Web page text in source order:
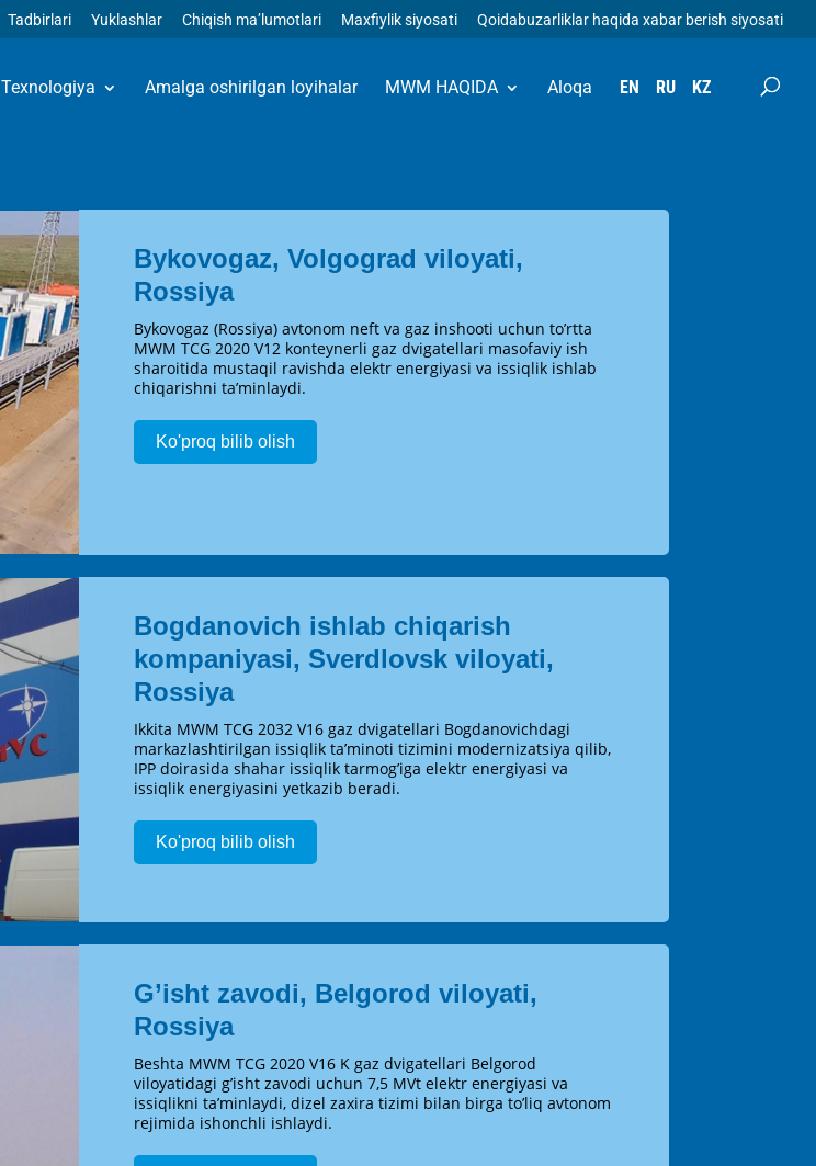
Tadbirlari Yuklashlar Chiqish ma’lumotlari Maxfiylik siyosati Qoidabuzarliklar haqida xabar berish siyosati
Texnologiya Amalga oshirilgan loyihalar MWM HAQIDA Aloqa EN RU KZ
Bykovogaz, Volgograd viloyati,
Rossiya
Bykovogaz (Rossiya) avtonom neft va gaz inshooti uchun to’rtta
MWM TCG 2020 V12 konteynerli gaz dvigatellari masofaviy ish
sharoitida mustaqil ravishda elektr energiyasi va issiqlik ishlab
chiqarishni ta’minlaydi.
Ko'proq bilib olish
Bogdanovich ishlab chiqarish
kompaniyasi, Sverdlovsk viloyati,
Rossiya
Ikkita MWM TCG 2032 V16 gaz dvigatellari Bogdanovichdagi
markazlashtirilgan issiqlik ta’minoti tizimini modernizatsiya qilib,
IPP doirasida shahar issiqlik tarmog’iga elektr energiyasi va
issiqlik energiyasini yetkazib beradi.
Ko'proq bilib olish
G’isht zavodi, Belgorod viloyati,
Rossiya
Beshta MWM TCG 2020 V16 K gaz dvigatellari Belgorod
viloyatidagi g’isht zavodi uchun 7,5 MVt elektr energiyasi va
issiqlikni ta’minlaydi, dizel zaxira tizimi bilan birga to’liq avtonom
rejimida ishonchli ishlaydi.